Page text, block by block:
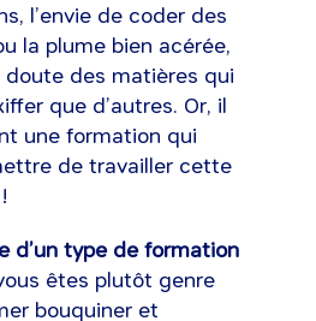
l’envie de coder des
la plume bien acérée,
doute des matières qui
que d’autres. Or, il
une formation qui
de travailler cette
d’un type de formation
êtes plutôt genre
bouquiner et